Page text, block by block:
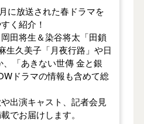
に放送された春ドラマを
く紹介！
田将生＆染谷将太「田鎖
生久美子「月夜行路」や日
「あきない世傳 金と銀
ドラマの情報も含めて総
出演キャスト、記者会見
でお届けします。